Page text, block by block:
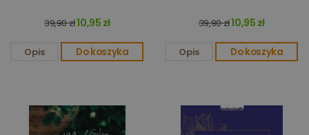
39,90 zł10,95 zł
Opis Do koszyka
39,90 zł10,95 zł
Opis Do koszyka